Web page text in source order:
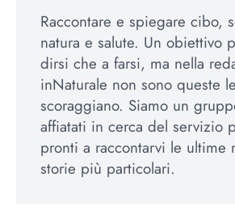
Raccontare e spiegare cibo,
natura e salute. Un obiettivo
dirsi che a farsi, ma nella
inNaturale non sono queste
scoraggiano. Siamo un
affiatati in cerca del servizio
pronti a raccontarvi le ultime
storie più particolari.